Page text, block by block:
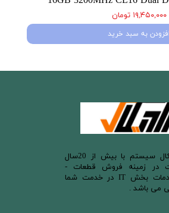
۱۹,۴۵۰,۰۰۰ تومان
افزودن به سبد خرید
​فروشگاه رادیکال سیستم با بیش از 20سال
در زمینه فروش قطعات -
تعمیرات و خدمات بخش IT در خدمت شما
می باشد .